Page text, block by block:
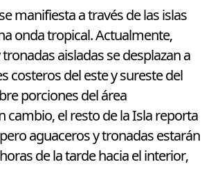
manifiesta a través de las islas
onda tropical. Actualmente,
aisladas se desplazan a
costeros del este y sureste del
porciones del área
cambio, el resto de la Isla reporta
aguaceros y tronadas estarán
de la tarde hacia el interior,